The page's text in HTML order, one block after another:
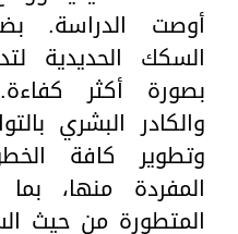
أوصت الدراسة.
السكك الحديدية
بصورة أكثر
والكادر البشري
وتطوير كافة
المفردة منها، بما
المتطورة من حيث